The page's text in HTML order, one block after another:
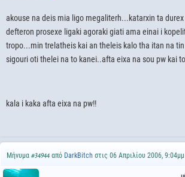
akouse na deis mia ligo megaliterh...katarxin ta
defteron prosexe ligaki agoraki giati ama einai i
tropo...min trelatheis kai an theleis kalo tha itan na
sigouri oti thelei na to kanei..afta eixa na sou pw kai
kala i kaka afta eixa na pw!!
Μήνυμα #34944 από DarkBitch στις 06 Απριλίου 2006, 9:04μμ